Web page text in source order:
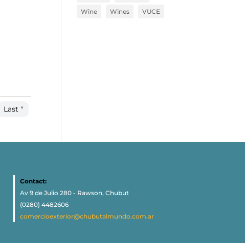
Last "
Wine Wines VUCE
Contact:
Av 9 de Julio 280 - Rawson, Chubut
(0280) 4482606
comercioexterior@chubutalmundo.com.ar